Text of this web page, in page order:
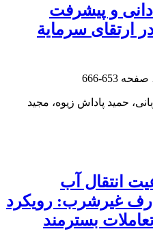
و پیشرفت
ارتقای سرمایة
653-666
حمید پاداش زیوه، مجید
انتقال آب
غیرشرب: رویکرد
بسترمند